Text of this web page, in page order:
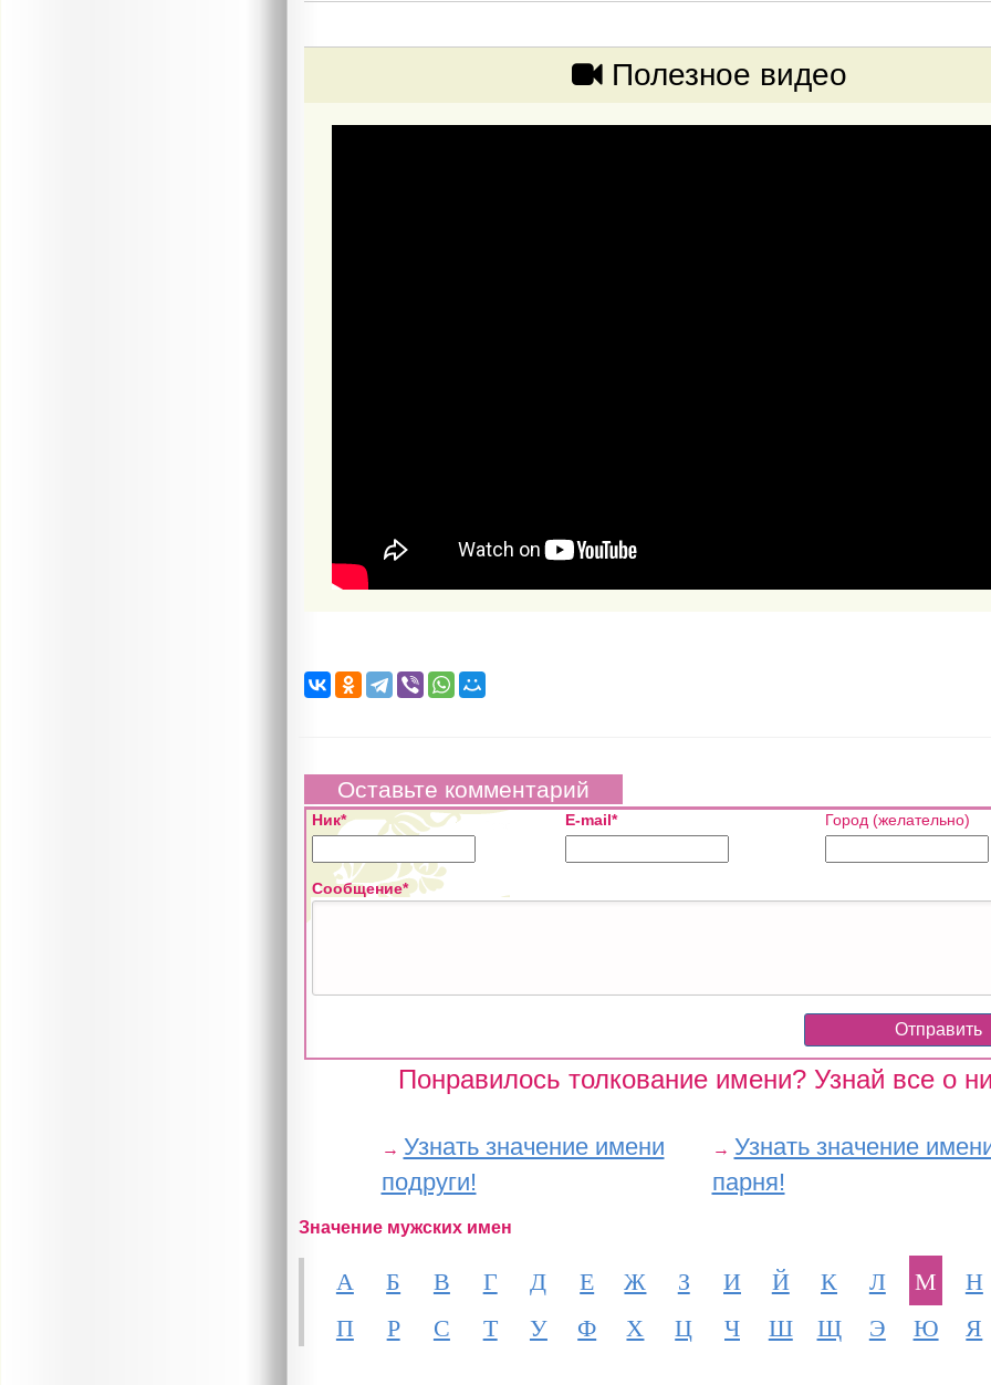
Полезное видео
Оставьте комментарий
Ник* E-mail* Город (желательно)
Сообщение*
Понравилось толкование имени? Узнай все о
→ Узнать значение имени
подруги!
→ Узнать значение
парня!
Значение мужских имен
А Б В Г Д Е Ж З И Й К Л М Н
П
Р С Т У Ф Х Ц Ч Ш Щ Э Ю Я